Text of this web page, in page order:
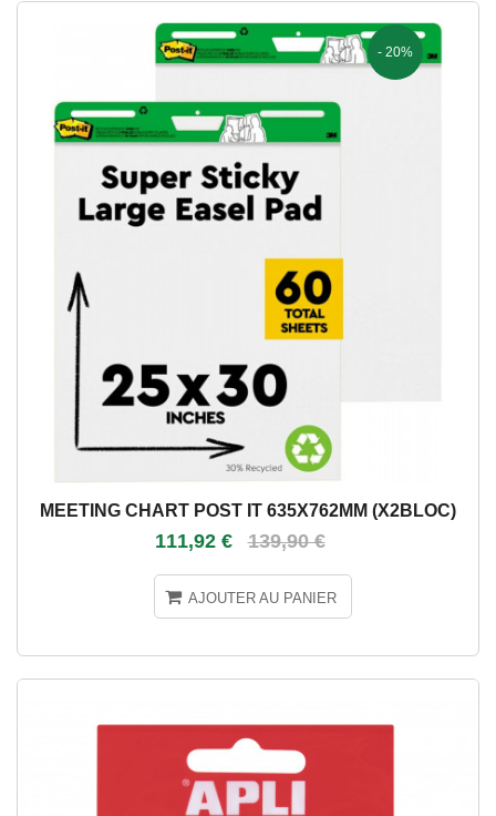
- 20%
MEETING CHART POST IT 635X762MM (X2BLOC)
111,92 € 139,90 €
AJOUTER AU PANIER